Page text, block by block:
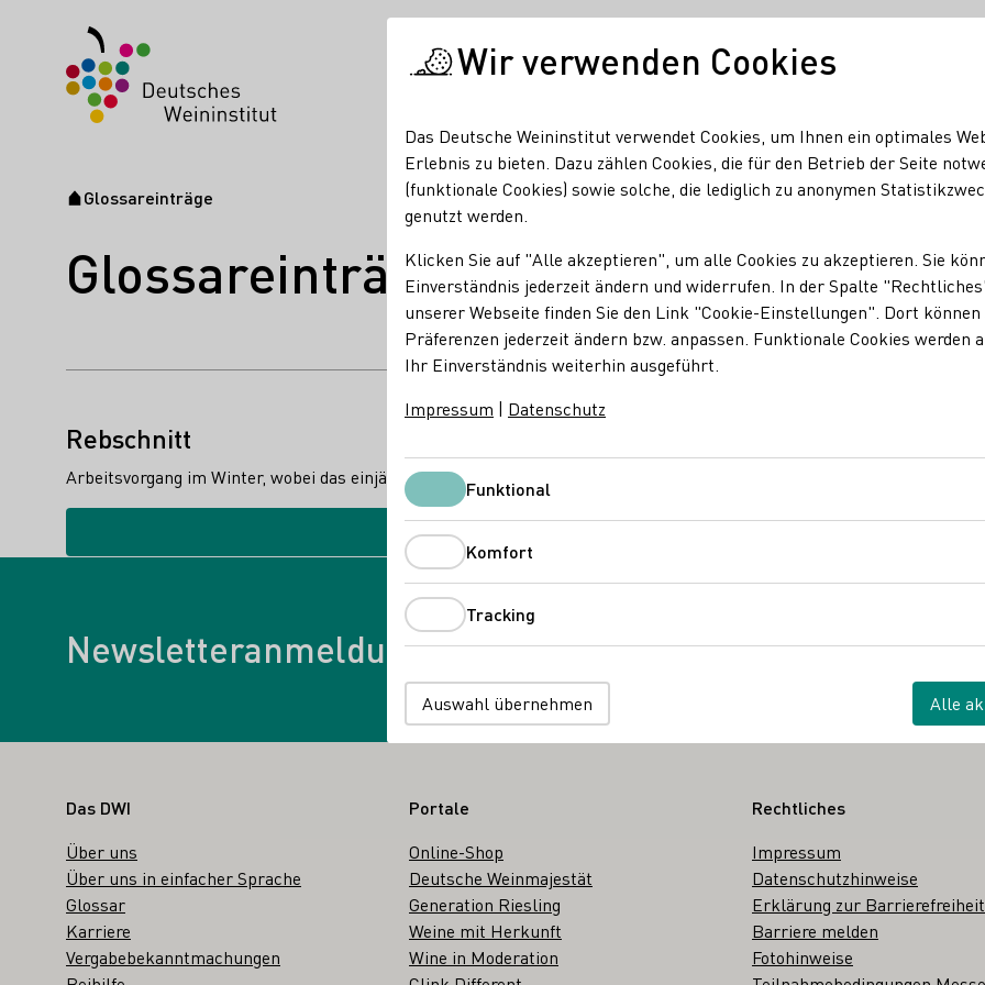
Startseite
Glossareinträge
Glossareinträge
Name des Begriffes: Rebschnitt
Beschreibungen des Begriffes:
Rebschnitt
Arbeitsvorgang im Winter, wobei das einjährige Holz bis auf ein bis zwei Fruchtruten entfernt wird
Newsletteranmeldung
Newsletter wählen
Fußbereich
Das DWI
Über uns
Über uns in einfacher Sprache
Glossar
Karriere
Vergabebekanntmachungen
Portale
Online-Shop
Deutsche Weinmajestät
Generation Riesling
Weine mit Herkunft
Wine in Moderation
Rechtliches
Impressum
Datenschutzhinweise
Erklärung zur Barrierefreiheit
Barriere melden
Fotohinweise
Wir verwenden Cookies
Das Deutsche Weininstitut verwendet Cookies, um Ihnen ein optimales
Erlebnis zu bieten. Dazu zählen Cookies, die für den Betrieb der Seite
(funktionale Cookies) sowie solche, die lediglich zu anonymen
genutzt werden.
Klicken Sie auf "Alle akzeptieren", um alle Cookies zu akzeptieren. Sie
Einverständnis jederzeit ändern und widerrufen. In der Spalte
unserer Webseite finden Sie den Link "Cookie-Einstellungen". Dort können
Präferenzen jederzeit ändern bzw. anpassen. Funktionale Cookies werden
Ihr Einverständnis weiterhin ausgeführt.
Impressum | Datenschutz
FunktionalFunktional
Komfort
Tracking
Auswahl übernehmen Alle